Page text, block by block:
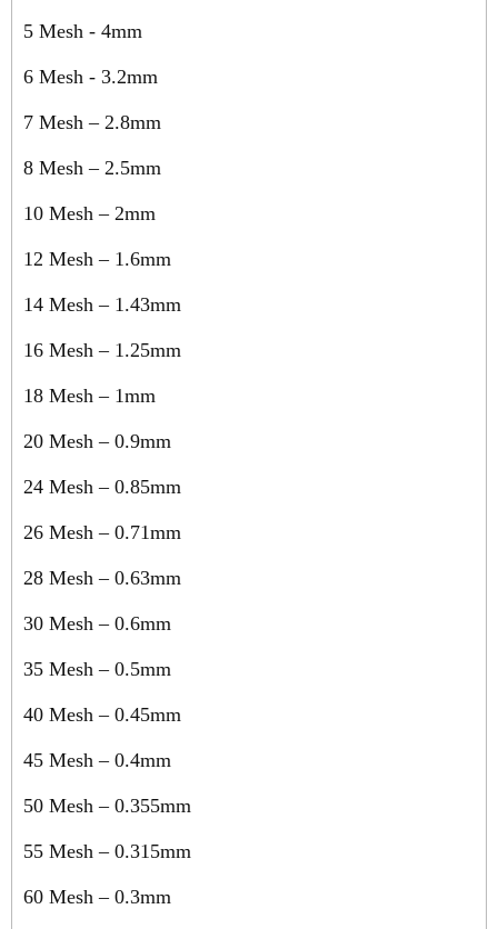
5 Mesh - 4mm
6 Mesh - 3.2mm
7 Mesh – 2.8mm
8 Mesh – 2.5mm
10 Mesh – 2mm
12 Mesh – 1.6mm
14 Mesh – 1.43mm
16 Mesh – 1.25mm
18 Mesh – 1mm
20 Mesh – 0.9mm
24 Mesh – 0.85mm
26 Mesh – 0.71mm
28 Mesh – 0.63mm
30 Mesh – 0.6mm
35 Mesh – 0.5mm
40 Mesh – 0.45mm
45 Mesh – 0.4mm
50 Mesh – 0.355mm
55 Mesh – 0.315mm
60 Mesh – 0.3mm